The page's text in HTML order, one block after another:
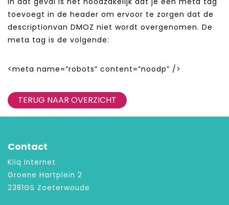
toevoegt in de header om ervoor te zorgen dat de
descriptionvan DMOZ niet wordt overgenomen. De
meta tag is de volgende:
<meta name=”robots” content=”noodp” />
TERUG NAAR OVERZICHT
Contact
Kliq Internet
Groene Hartplein 2
2381GS Zoeterwoude